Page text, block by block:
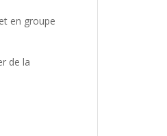
en groupe
de la